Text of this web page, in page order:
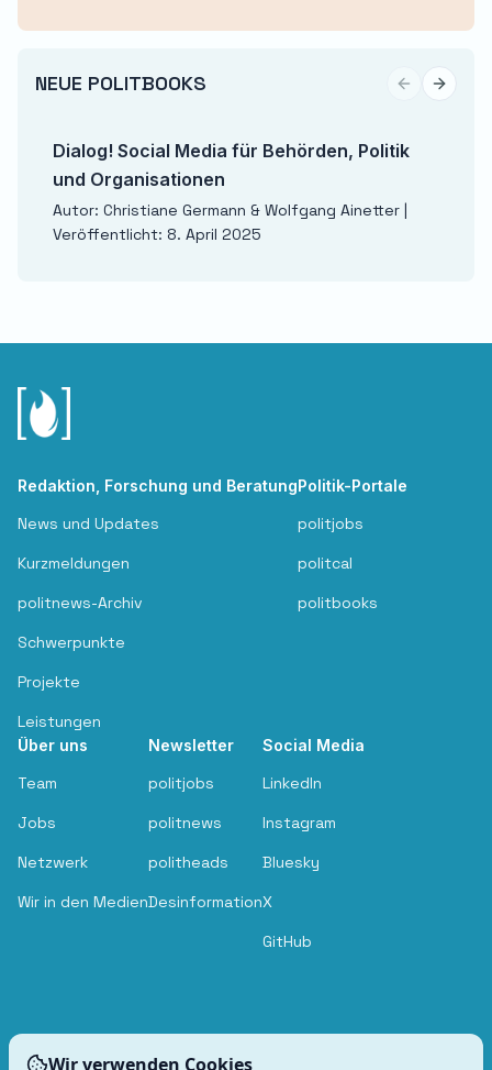
NEUE POLITBOOKS Previous
Next
Dialog! Social Media für Behörden, Politik
und Organisationen
Autor: Christiane Germann & Wolfgang Ainetter |
Veröffentlicht: 8. April 2025
Wir verwenden Cookies
Redaktion, Forschung und Beratung
News und Updates
Kurzmeldungen
politnews-Archiv
Schwerpunkte
Projekte
Leistungen
Politik-Portale
politjobs
politcal
politbooks
Über uns
Team
Jobs
Netzwerk
Wir in den Medien
Newsletter
politjobs
politnews
politheads
Desinformation
Social Media
LinkedIn
Instagram
Bluesky
X
GitHub